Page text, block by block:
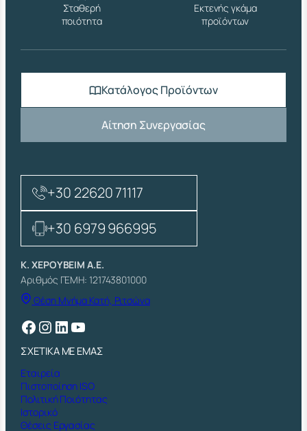
Σταθερή
ποιότητα
Εκτενής γκάμα
προϊόντων
Κατάλογος Προϊόντων
Αίτηση Συνεργασίας
+30 22620 71117
+30 6979 966995
Κ. ΧΕΡΟΥΒΕΙΜ Α.Ε.
Αριθμός ΓΕΜΗ: 121743801000
Θέση Μνήμα Κατή, Ριτσώνα
Facebook Instagram Linkedin YouTube
ΣΧΕΤΙΚΑ ΜΕ ΕΜΑΣ
Εταιρεία
Πιστοποίηση ISO
Πολιτική Ποιότητας
Ιστορικό
Θέσεις Εργασίας